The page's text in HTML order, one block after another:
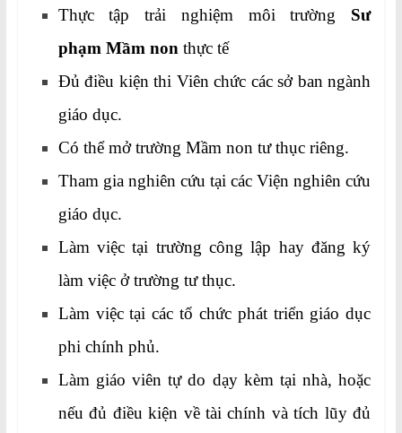
Thực tập trải nghiệm môi trường Sư
phạm Mầm nonthực tế
Đủ điều kiện thi Viên chức các sở ban ngành
giáo dục.
Có thể mở trường Mầm non tư thục riêng.
Tham gia nghiên cứu tại các Viện nghiên cứu
giáo dục.
Làm việc tại trường công lập hay đăng ký
làm việc ở trường tư thục.
Làm việc tại các tổ chức phát triển giáo dục
phi chính phủ.
Làm giáo viên tự do dạy kèm tại nhà, hoặc
nếu đủ điều kiện về tài chính và tích lũy đủ